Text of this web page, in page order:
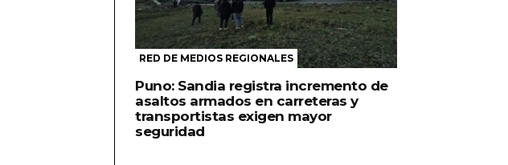
RED DE MEDIOS REGIONALES
Puno: Sandia registra incremento de
asaltos armados en carreteras y
transportistas exigen mayor
seguridad